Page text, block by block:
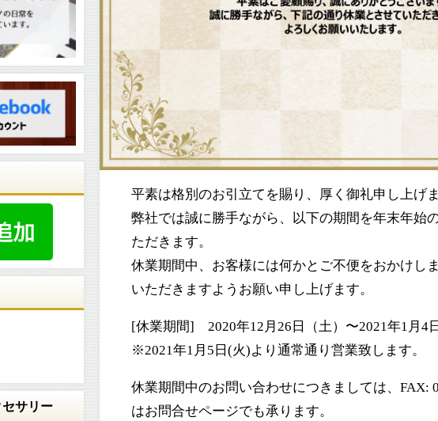
平素は格別のお引立てを賜り、厚く御礼申し上げま
弊社では誠に勝手ながら、以下の期間を年末年始
ただきます。
休業期間中、お客様には何かとご不便をおかけし
いただきますようお願い申し上げます。
[休業期間] 2020年12月26日（土）〜2021年1月4日
※2021年1月5日(火)より通常通り営業致します。
休業期間中のお問い合わせにつきましては、FAX:
はお問合せページでも承ります。
サリー